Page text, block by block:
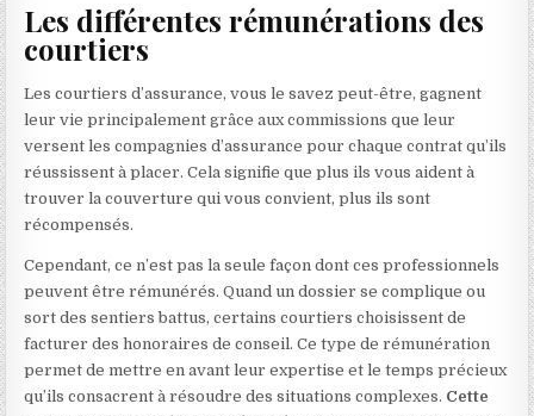
Les différentes rémunérations des
courtiers
Les courtiers d’assurance, vous le savez peut-être, gagnent
leur vie principalement grâce aux commissions que leur
versent les compagnies d’assurance pour chaque contrat qu’ils
réussissent à placer. Cela signifie que plus ils vous aident à
trouver la couverture qui vous convient, plus ils sont
récompensés.
Cependant, ce n’est pas la seule façon dont ces professionnels
peuvent être rémunérés. Quand un dossier se complique ou
sort des sentiers battus, certains courtiers choisissent de
facturer des honoraires de conseil. Ce type de rémunération
permet de mettre en avant leur expertise et le temps précieux
qu’ils consacrent à résoudre des situations complexes. Cette